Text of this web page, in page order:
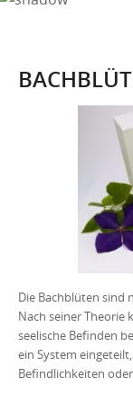
Die Bachblüten sind
Nach seiner Theorie
seelische Befinden
ein System
Befindlichkeiten